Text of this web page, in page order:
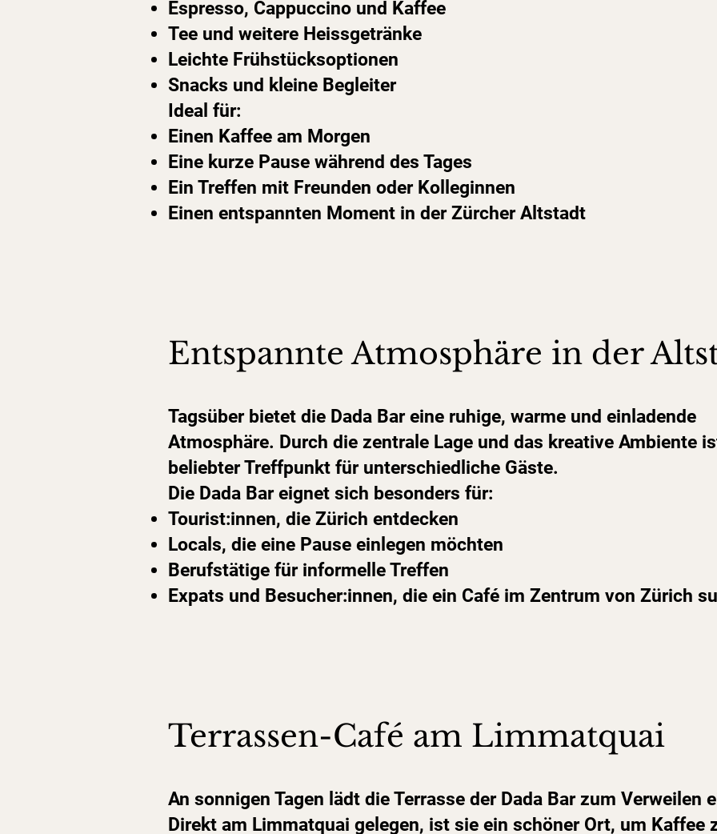
Espresso, Cappuccino und Kaffee
Tee und weitere Heissgetränke
Leichte Frühstücksoptionen
Snacks und kleine Begleiter
Ideal für:
Einen Kaffee am Morgen
Eine kurze Pause während des Tages
Ein Treffen mit Freunden oder Kolleginnen
Einen entspannten Moment in der Zürcher Altstadt
Entspannte Atmosphäre in der
Tagsüber bietet die Dada Bar eine ruhige, warme und einladende
Atmosphäre. Durch die zentrale Lage und das kreative Ambiente
beliebter Treffpunkt für unterschiedliche Gäste.
Die Dada Bar eignet sich besonders für:
Tourist:innen, die Zürich entdecken
Locals, die eine Pause einlegen möchten
Berufstätige für informelle Treffen
Expats und Besucher:innen, die ein Café im Zentrum von Zürich
Terrassen-Café am Limmatquai
An sonnigen Tagen lädt die Terrasse der Dada Bar zum Verweilen
Direkt am Limmatquai gelegen, ist sie ein schöner Ort, um Kaffee